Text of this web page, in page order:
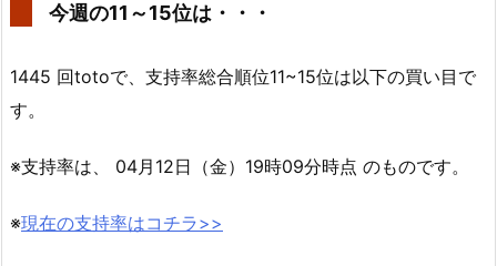
今週の11～15位は・・・
1445 回totoで、支持率総合順位11~15位は以下の買い目で
す。
※支持率は、 04月12日（金）19時09分時点 のものです。
※現在の支持率はコチラ>>